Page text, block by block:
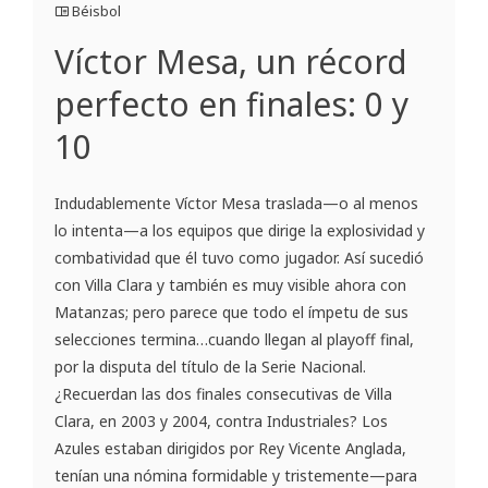
Béisbol
Víctor Mesa, un récord
perfecto en finales: 0 y
10
Indudablemente Víctor Mesa traslada—o al menos
lo intenta—a los equipos que dirige la explosividad y
combatividad que él tuvo como jugador. Así sucedió
con Villa Clara y también es muy visible ahora con
Matanzas; pero parece que todo el ímpetu de sus
selecciones termina…cuando llegan al playoff final,
por la disputa del título de la Serie Nacional.
¿Recuerdan las dos finales consecutivas de Villa
Clara, en 2003 y 2004, contra Industriales? Los
Azules estaban dirigidos por Rey Vicente Anglada,
tenían una nómina formidable y tristemente—para